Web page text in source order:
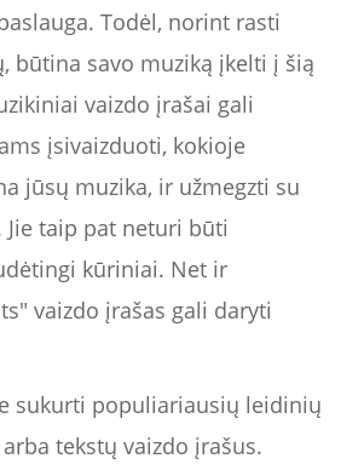
Todėl, norint rasti
būtina savo muziką įkelti į šią
vaizdo įrašai gali
įsivaizduoti, kokioje
jūsų muzika, ir užmegzti su
Jie taip pat neturi būti
kūriniai. Net ir
vaizdo įrašas gali daryti
sukurti populiariausių leidinių
tekstų vaizdo įrašus.